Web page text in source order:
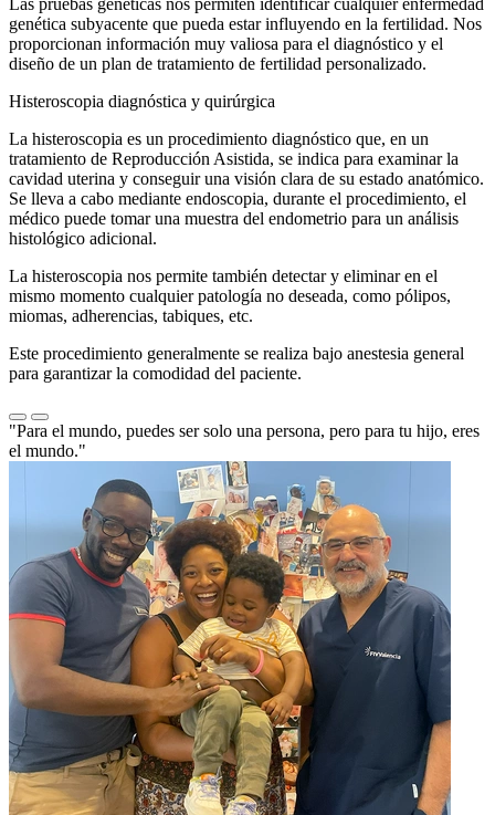
genética subyacente que pueda estar influyendo en la fertilidad. Nos
proporcionan información muy valiosa para el diagnóstico y el
diseño de un plan de tratamiento de fertilidad personalizado.
Histeroscopia diagnóstica y quirúrgica
La histeroscopia es un procedimiento diagnóstico que, en un
tratamiento de Reproducción Asistida, se indica para examinar la
cavidad uterina y conseguir una visión clara de su estado anatómico.
Se lleva a cabo mediante endoscopia, durante el procedimiento, el
médico puede tomar una muestra del endometrio para un análisis
histológico adicional.
La histeroscopia nos permite también detectar y eliminar en el
mismo momento cualquier patología no deseada, como pólipos,
miomas, adherencias, tabiques, etc.
Este procedimiento generalmente se realiza bajo anestesia general
para garantizar la comodidad del paciente.
"Para el mundo, puedes ser solo una persona, pero para tu hijo, eres
el mundo."